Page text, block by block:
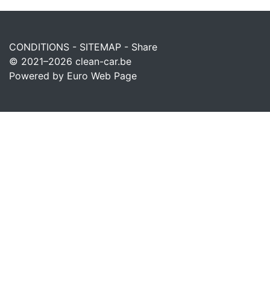
CONDITIONS - SITEMAP - Share
© 2021–2026 clean-car.be
Powered by Euro Web Page